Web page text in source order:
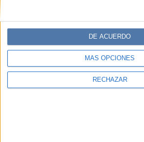
MÁS OPCIONES
RECHAZAR
DE ACUERDO